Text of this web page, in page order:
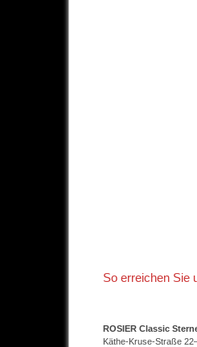
So erreichen Sie
ROSIER Classic
Käthe-Kruse-Straße